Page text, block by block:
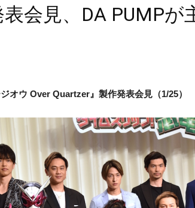
会見、DA PUMPが
オウ Over Quartzer』製作発表会見（1/25）